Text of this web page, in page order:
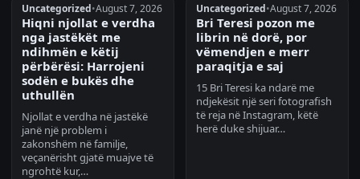
Uncategorized•August 7, 2026
Hiqni njollat e verdha
nga jastëkët me
ndihmën e këtij
përbërësi: Harrojeni
sodën e bukës dhe
uthullën
Njollat e verdha në jastëkë
janë një problem i
zakonshëm në familje,
veçanërisht gjatë muajve të
ngrohtë kur,…
Uncategorized•August 7, 2026
Bri Teresi pozon me
librin në dorë, por
vëmendjen e merr
paraqitja e saj
15 Bri Teresi ka ndarë me
ndjekësit një seri fotografish
të reja në Instagram, këtë
herë duke shijuar…